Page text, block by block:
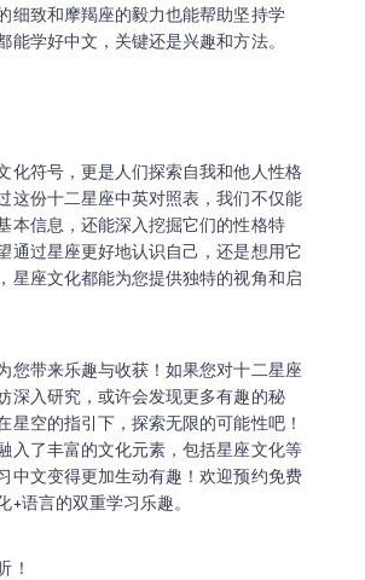
细致和摩羯座的毅力也能帮助坚持学
能学好中文，关键还是兴趣和方法。
化符号，更是人们探索自我和他人性格
这份十二星座中英对照表，我们不仅能
本信息，还能深入挖掘它们的性格特
通过星座更好地认识自己，还是想用它
星座文化都能为您提供独特的视角和启
您带来乐趣与收获！如果您对十二星座
深入研究，或许会发现更多有趣的秘
星空的指引下，探索无限的可能性吧！
入了丰富的文化元素，包括星座文化等
中文变得更加生动有趣！欢迎预约免费
+语言的双重学习乐趣。
！